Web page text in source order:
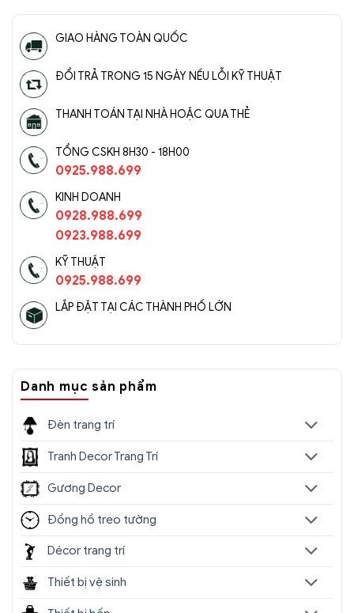
Đèn Tường Trang Trí Hiện Đại SC075-
ĐTHĐ(3)
SC075- ĐTHĐ(4)
GIAO HÀNG TOÀN QUỐC
ĐỔI TRẢ TRONG 15 NGÀY NẾU LỖI KỸ THUẬT
THANH TOÁN TẠI NHÀ HOẶC QUA THẺ
TỔNG CSKH 8H30 - 18H00
0925.988.699
KINH DOANH
0928.988.699
0923.988.699
KỸ THUẬT
0925.988.699
LẮP ĐẶT TẠI CÁC THÀNH PHỐ LỚN
Danh mục sản phẩm
Đèn trang trí
Tranh Decor Trang Trí
Gương Decor
Đồng hồ treo tường
Décor trang trí
Thiết bị vệ sinh